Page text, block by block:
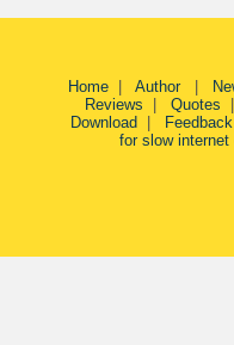
Home| Author
Reviews
Quotes
Download
Feedback
for slow internet